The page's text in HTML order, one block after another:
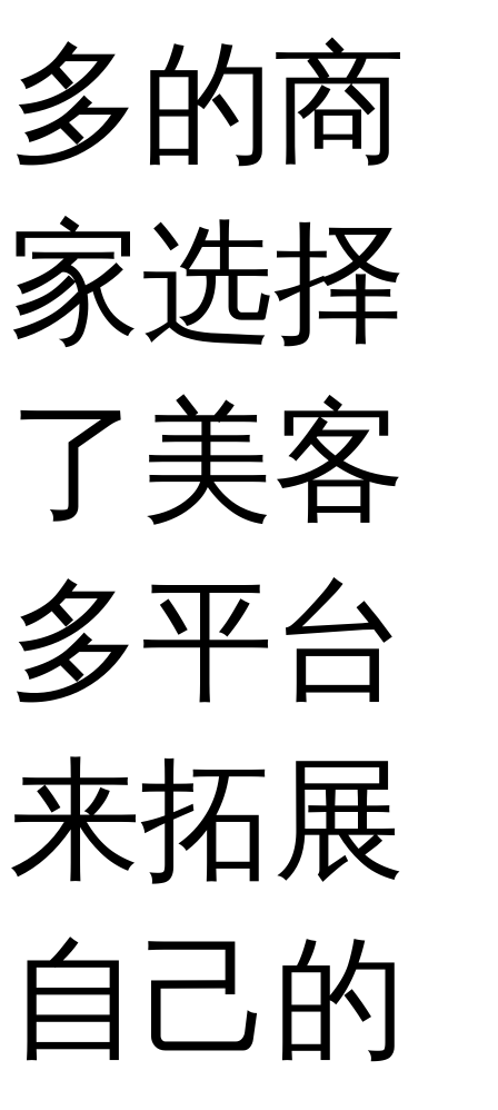
多的商
家选择
了美客
多平台
来拓展
自己的